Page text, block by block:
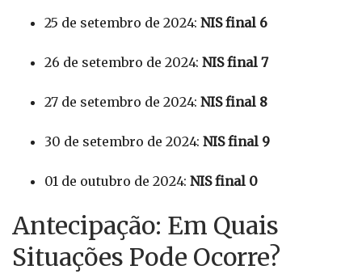
25 de setembro de 2024: NIS final 6
26 de setembro de 2024: NIS final 7
27 de setembro de 2024: NIS final 8
30 de setembro de 2024: NIS final 9
01 de outubro de 2024: NIS final 0
Antecipação: Em Quais
Situações Pode Ocorre?